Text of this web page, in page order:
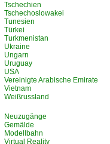
Tschechien
Tschechoslowakei
Tunesien
Türkei
Turkmenistan
Ukraine
Ungarn
Uruguay
USA
Vereinigte Arabische Emirate
Vietnam
Weißrussland
Neuzugänge
Gemälde
Modellbahn
Virtual Reality